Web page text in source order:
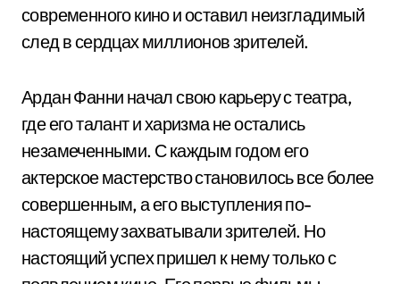
современного кино и оставил неизгладимый
след в сердцах миллионов зрителей.
Ардан Фанни начал свою карьеру с театра,
где его талант и харизма не остались
незамеченными. С каждым годом его
актерское мастерство становилось все более
совершенным, а его выступления по-
настоящему захватывали зрителей. Но
настоящий успех пришел к нему только с